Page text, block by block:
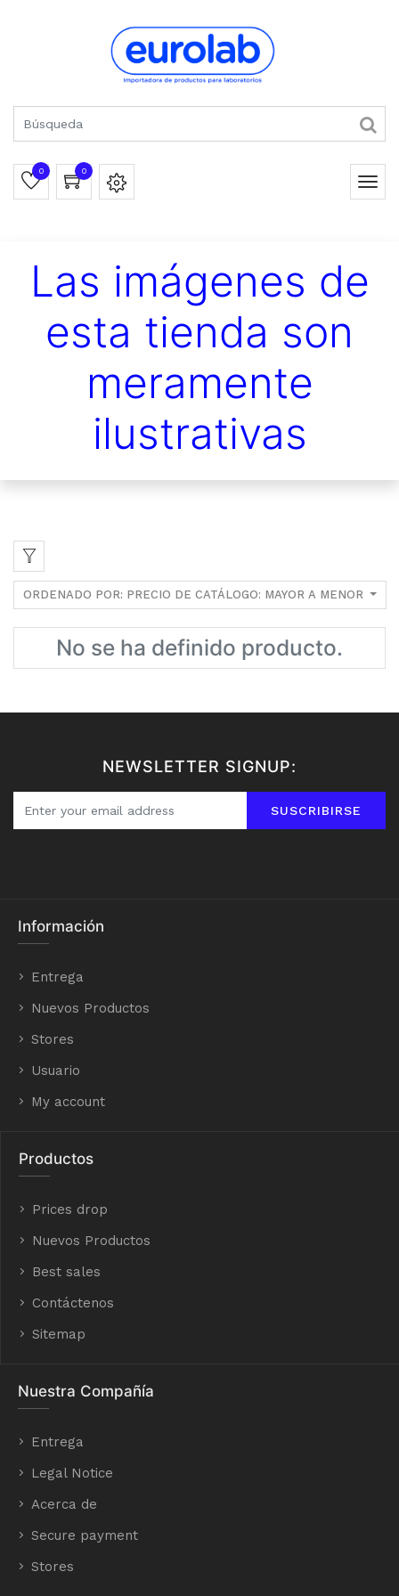
0 0
Las imágenes de
esta tienda son
meramente
ilustrativas
ORDENADO POR: PRECIO DE CATÁLOGO: MAYOR A MENOR
No se ha definido producto.
NEWSLETTER SIGNUP:
SUSCRIBIRSE
Información
Entrega
Nuevos Productos
Stores
Usuario
My account
Productos
Prices drop
Nuevos Productos
Best sales
Contáctenos
Sitemap
Nuestra Compañía
Entrega
Legal Notice
Acerca de
Secure payment
Stores